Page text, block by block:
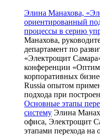
Элина Манахова,
ориентированный
процессы в серию
Манахова,
департамент по
«Электрощит
конференции
корпоративных
Russia опытом
подхода при
Основные этапы
систему Элина
офиса, Электрощит
этапами перехода на